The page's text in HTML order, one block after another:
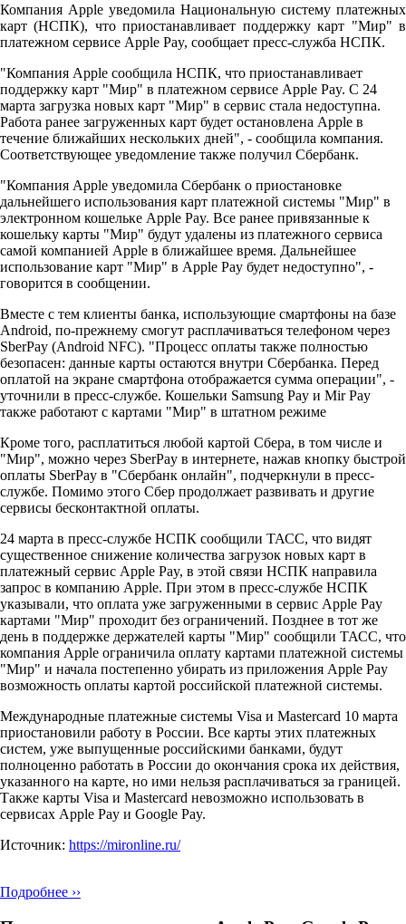
Компания Apple уведомила Национальную систему платежных
карт (НСПК), что приостанавливает поддержку карт "Мир" в
платежном сервисе Apple Pay, сообщает пресс-служба НСПК.
"Компания Apple сообщила НСПК, что приостанавливает
поддержку карт "Мир" в платежном сервисе Apple Pay. С 24
марта загрузка новых карт "Мир" в сервис стала недоступна.
Работа ранее загруженных карт будет остановлена Apple в
течение ближайших нескольких дней", - сообщила компания.
Соответствующее уведомление также получил Сбербанк.
"Компания Apple уведомила Сбербанк о приостановке
дальнейшего использования карт платежной системы "Мир" в
электронном кошельке Apple Pay. Все ранее привязанные к
кошельку карты "Мир" будут удалены из платежного сервиса
самой компанией Apple в ближайшее время. Дальнейшее
использование карт "Мир" в Apple Pay будет недоступно", -
говорится в сообщении.
Вместе с тем клиенты банка, использующие смартфоны на базе
Android, по-прежнему смогут расплачиваться телефоном через
SberPay (Android NFC). "Процесс оплаты также полностью
безопасен: данные карты остаются внутри Сбербанка. Перед
оплатой на экране смартфона отображается сумма операции", -
уточнили в пресс-службе. Кошельки Samsung Pay и Mir Pay
также работают с картами "Мир" в штатном режиме
Кроме того, расплатиться любой картой Сбера, в том числе и
"Мир", можно через SberPay в интернете, нажав кнопку быстрой
оплаты SberPay в "Сбербанк онлайн", подчеркнули в пресс-
службе. Помимо этого Сбер продолжает развивать и другие
сервисы бесконтактной оплаты.
24 марта в пресс-службе НСПК сообщили ТАСС, что видят
существенное снижение количества загрузок новых карт в
платежный сервис Apple Pay, в этой связи НСПК направила
запрос в компанию Apple. При этом в пресс-службе НСПК
указывали, что оплата уже загруженными в сервис Apple Pay
картами "Мир" проходит без ограничений. Позднее в тот же
день в поддержке держателей карты "Мир" сообщили ТАСС, что
компания Apple ограничила оплату картами платежной системы
"Мир" и начала постепенно убирать из приложения Apple Pay
возможность оплаты картой российской платежной системы.
Международные платежные системы Visa и Mastercard 10 марта
приостановили работу в России. Все карты этих платежных
систем, уже выпущенные российскими банками, будут
полноценно работать в России до окончания срока их действия,
указанного на карте, но ими нельзя расплачиваться за границей.
Также карты Visa и Mastercard невозможно использовать в
сервисах Apple Pay и Google Pay.
Источник: https://mironline.ru/
Подробнее ››